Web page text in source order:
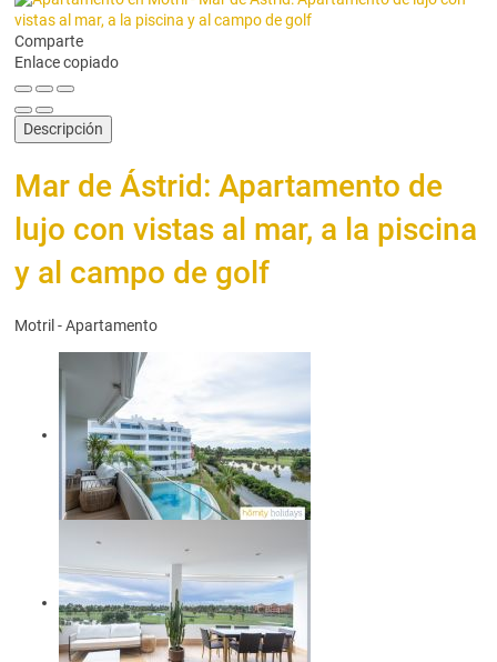
Comparte
Enlace copiado
Descripción
Mar de Ástrid: Apartamento de
lujo con vistas al mar, a la piscina
y al campo de golf
Motril -Apartamento